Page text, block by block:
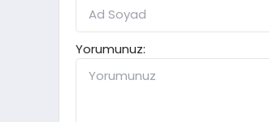
Yorumunuz: